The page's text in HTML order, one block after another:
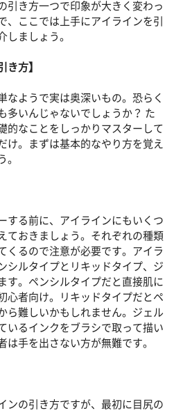
引き方一つで印象が大きく変わっ
、ここでは上手にアイラインを引
しましょう。
き方】
なようで実は奥深いもの。恐らく
多いんじゃないでしょうか？ た
的なことをしっかりマスターして
け。まずは基本的なやり方を覚え
。
する前に、アイラインにもいくつ
ておきましょう。それぞれの種類
くるので注意が必要です。アイラ
シルタイプとリキッドタイプ、ジ
す。ペンシルタイプだと直接肌に
心者向け。リキッドタイプだとペ
ら難しいかもしれません。ジェル
いるインクをブラシで取って描い
は手を出さない方が無難です。
ンの引き方ですが、最初に目尻の